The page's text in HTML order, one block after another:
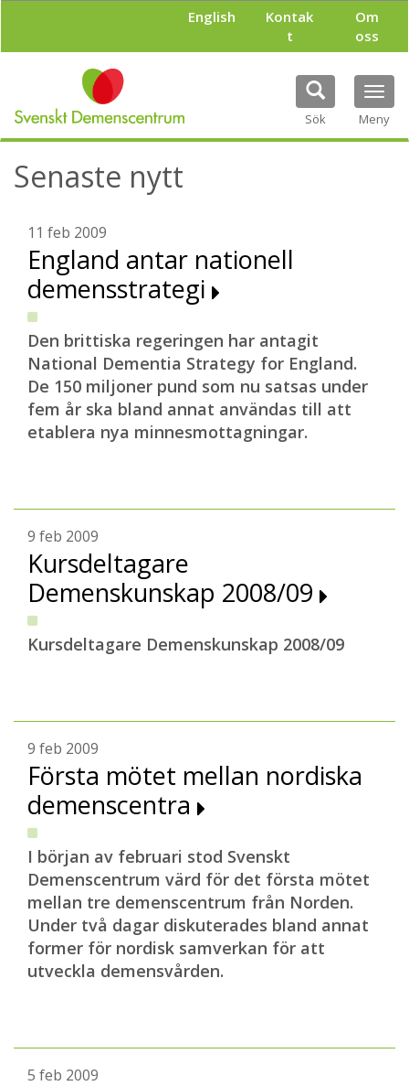
l
English
Kontak
t
Om
oss
Sök Meny
Senaste nytt
11 feb 2009
England antar nationell
demensstrategi
Den brittiska regeringen har antagit
National Dementia Strategy for England.
De 150 miljoner pund som nu satsas under
fem år ska bland annat användas till att
etablera nya minnesmottagningar.
9 feb 2009
Kursdeltagare
Demenskunskap 2008/09
Kursdeltagare Demenskunskap 2008/09
9 feb 2009
Första mötet mellan nordiska
demenscentra
I början av februari stod Svenskt
Demenscentrum värd för det första mötet
mellan tre demenscentrum från Norden.
Under två dagar diskuterades bland annat
former för nordisk samverkan för att
utveckla demensvården.
5 feb 2009